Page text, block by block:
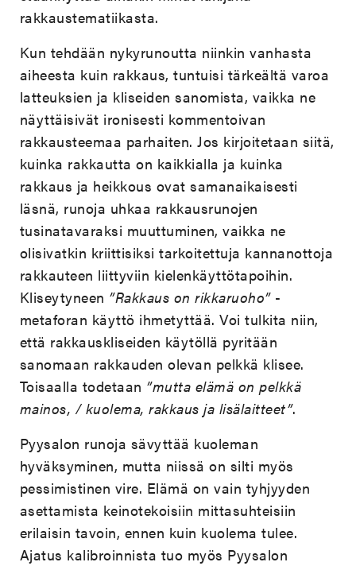
rakkaustematiikasta.
Kun tehdään nykyrunoutta niinkin vanhasta
aiheesta kuin rakkaus, tuntuisi tärkeältä varoa
latteuksien ja kliseiden sanomista, vaikka ne
näyttäisivät ironisesti kommentoivan
rakkausteemaa parhaiten. Jos kirjoitetaan siitä,
kuinka rakkautta on kaikkialla ja kuinka
rakkaus ja heikkous ovat samanaikaisesti
läsnä, runoja uhkaa rakkausrunojen
tusinatavaraksi muuttuminen, vaikka ne
olisivatkin kriittisiksi tarkoitettuja kannanottoja
rakkauteen liittyviin kielenkäyttötapoihin.
Kliseytyneen ”Rakkaus on rikkaruoho”-
metaforan käyttö ihmetyttää. Voi tulkita niin,
että rakkauskliseiden käytöllä pyritään
sanomaan rakkauden olevan pelkkä klisee.
Toisaalla todetaan ”mutta elämä on pelkkä
mainos, / kuolema, rakkaus ja lisälaitteet”.
Pyysalon runoja sävyttää kuoleman
hyväksyminen, mutta niissä on silti myös
pessimistinen vire. Elämä on vain tyhjyyden
asettamista keinotekoisiin mittasuhteisiin
erilaisin tavoin, ennen kuin kuolema tulee.
Ajatus kalibroinnista tuo myös Pyysalon